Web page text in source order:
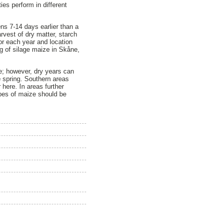
perform in different
7-14 days earlier than a
of dry matter, starch
each year and location
of silage maize in Skåne,
however, dry years can
Southern areas
In areas further
of maize should be